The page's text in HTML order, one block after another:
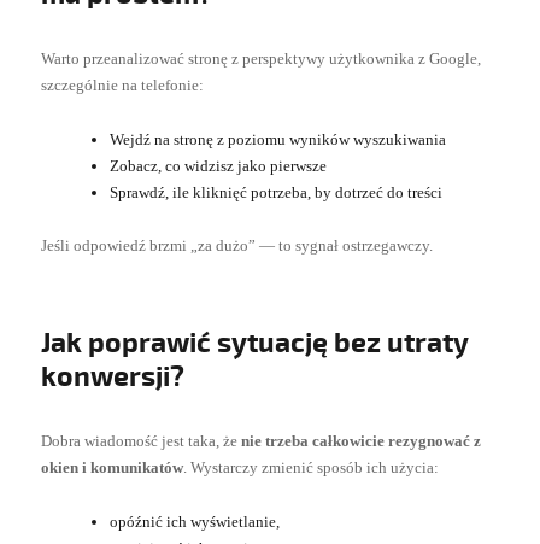
Warto przeanalizować stronę z perspektywy użytkownika z Google,
szczególnie na telefonie:
Wejdź na stronę z poziomu wyników wyszukiwania
Zobacz, co widzisz jako pierwsze
Sprawdź, ile kliknięć potrzeba, by dotrzeć do treści
Jeśli odpowiedź brzmi „za dużo” — to sygnał ostrzegawczy.
Jak poprawić sytuację bez utraty
konwersji?
Dobra wiadomość jest taka, żenie trzeba całkowicie rezygnować z
okien i komunikatów. Wystarczy zmienić sposób ich użycia:
opóźnić ich wyświetlanie,